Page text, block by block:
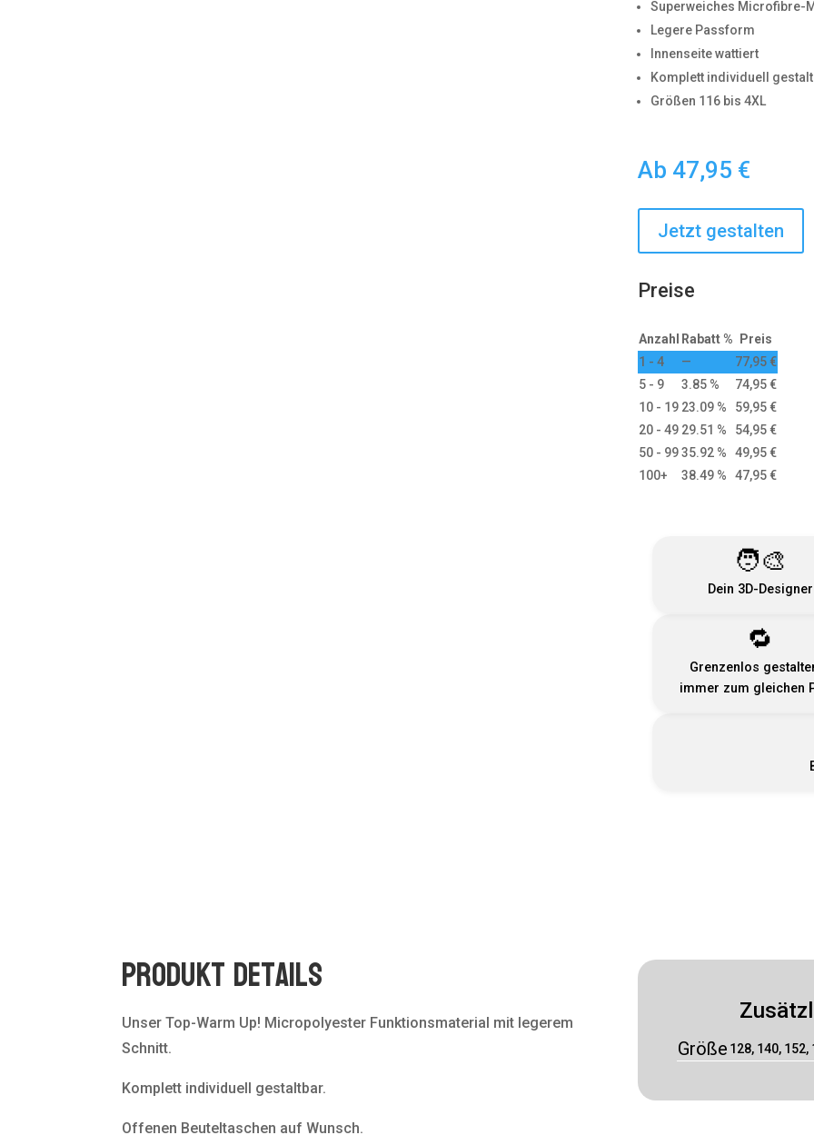
Superweiches Microfibre-
Legere Passform
Innenseite wattiert
Komplett individuell
Größen 116 bis 4XL
Ab 47,95 €
Jetzt gestalten
Preise
Anzahl Rabatt %
Preis
1 - 4
— 77,95€
5 - 9
3.85 % 74,95€
10 - 19 23.09 % 59,95€
20 - 49 29.51 % 54,95€
50 - 99 35.92 % 49,95€
100+
38.49 % 47,95€
🧑‍🎨
Dein 3D-Designer
🔁
Grenzenlos
immer zum gleichen
Produkt Details
Unser Top-Warm Up! Micropolyester Funktionsmaterial mit legerem
Schnitt.
Komplett individuell gestaltbar.
Offenen Beuteltaschen auf Wunsch.
Größe 128, 140, 152,